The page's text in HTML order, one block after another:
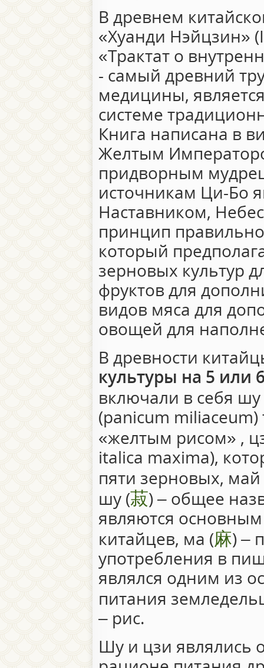
В древнем
«Хуанди Нэйцзин»
«Трактат о
- самый древний
медицины,
системе
Книга написана в
Желтым
придворным
источникам Ци-Бо
Наставником,
принцип
который
зерновых культур
фруктов для
видов мяса для
овощей для
В древности
культуры на 5 или
включали в себя шу
(panicum
«желтым рисом» ,
italica maxima),
пяти зерновых, май
шу (菽) – общее
являются
китайцев, ма (麻) –
употребления в
являлся одним из
питания
– рис.
Шу и цзи являлись